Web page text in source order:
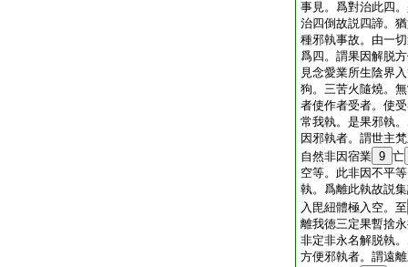
事見。爲對治此四
治四倒故説四諦。
種邪執事故。由一
爲四。謂果因解脱
見念愛業所生陰界
狗。三苦火隨燒。
者使作者受者。使
常我執。是果邪執
因邪執者。謂世主
自然非因宿業 9 亡
空等。此非因不平
執。爲離此執故説
入毘紐體極入空。至
離我徳三定果暫捨
非定非永名解脱執
方便邪執者。謂遠